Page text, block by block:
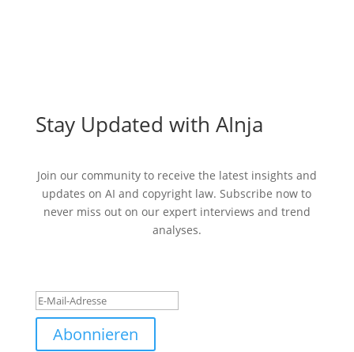
Stay Updated with AInja
Join our community to receive the latest insights and
updates on AI and copyright law. Subscribe now to
never miss out on our expert interviews and trend
analyses.
Abonnieren